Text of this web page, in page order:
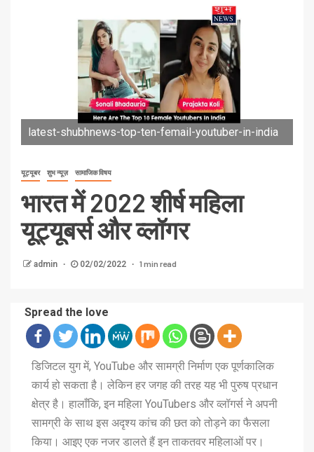
latest-shubhnews-top-ten-femail-youtuber-in-india
यूट्यूबर शुभ न्यूज़ सामाजिक विषय
भारत में 2022 शीर्ष महिला
यूट्यूबर्स और व्लॉगर
admin 02/02/2022 1 min read
Spread the love
डिजिटल युग में, YouTube और सामग्री निर्माण एक पूर्णकालिक
कार्य हो सकता है। लेकिन हर जगह की तरह यह भी पुरुष प्रधान
क्षेत्र है। हालाँकि, इन महिला YouTubers और व्लॉगर्स ने अपनी
सामग्री के साथ इस अदृश्य कांच की छत को तोड़ने का फैसला
किया। आइए एक नजर डालते हैं इन ताकतवर महिलाओं पर।